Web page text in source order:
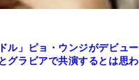
ル」ピョ・ウンジがデビュー
グラビアで共演するとは思わ